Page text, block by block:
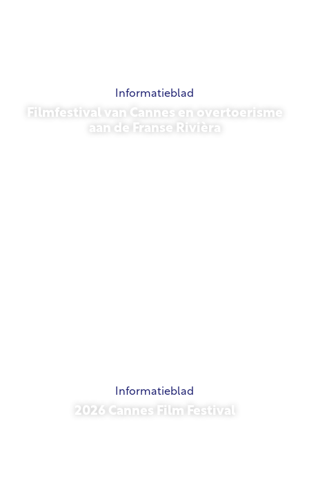
Informatieblad
Filmfestival van Cannes en overtoerisme
aan de Franse Rivièra
Informatieblad
2026 Cannes Film Festival